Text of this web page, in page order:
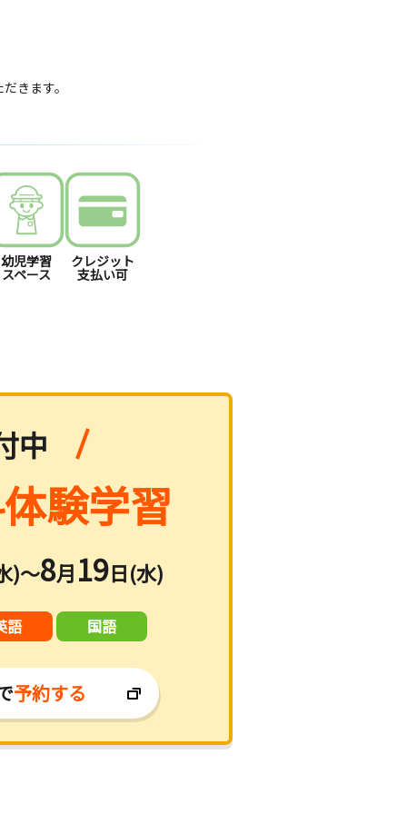
きます。
幼児学習
スペース
クレジット
支払い可
中
験学習
)～8月19日(水)
語 国語
予約する